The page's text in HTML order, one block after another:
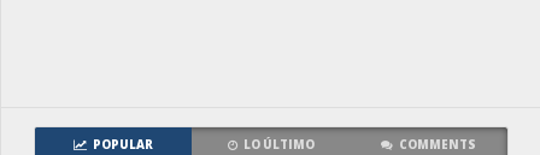
POPULAR LO ÚLTIMO COMMENTS